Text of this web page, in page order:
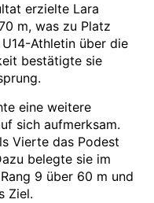
erzielte Lara
m, was zu Platz
Athletin über die
bestätigte sie
eine weitere
sich aufmerksam.
Vierte das Podest
belegte sie im
9 über 60 m und
Ziel.